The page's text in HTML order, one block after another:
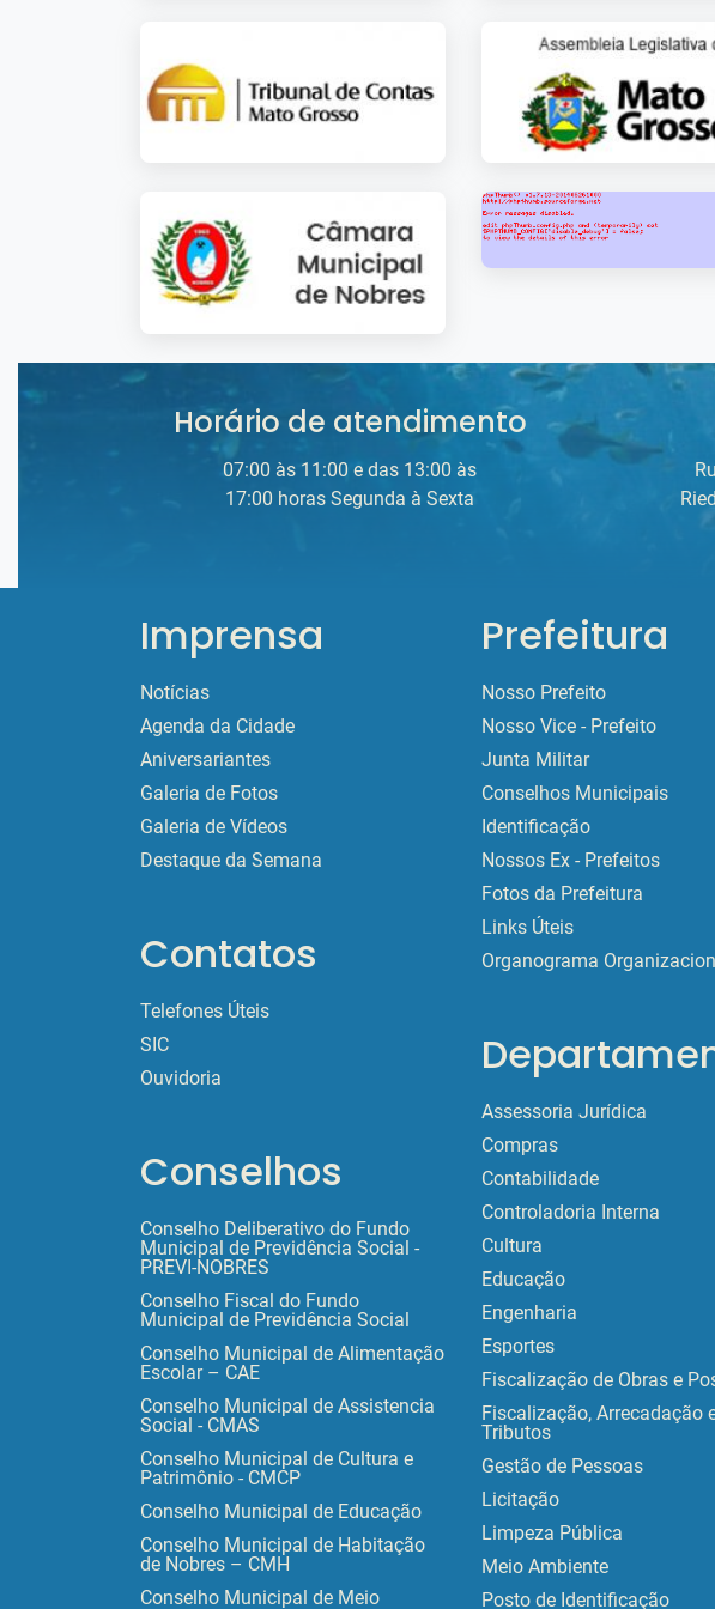
Horário de atendimento
07:00 às 11:00 e das 13:00 às
17:00 horas Segunda à Sexta
Imprensa
Notícias
Agenda da Cidade
Aniversariantes
Galeria de Fotos
Galeria de Vídeos
Destaque da Semana
Contatos
Telefones Úteis
SIC
Ouvidoria
Conselhos
Conselho Deliberativo do Fundo
Municipal de Previdência Social -
PREVI-NOBRES
Conselho Fiscal do Fundo
Municipal de Previdência Social
Conselho Municipal de Alimentação
Escolar – CAE
Conselho Municipal de Assistencia
Social - CMAS
Conselho Municipal de Cultura e
Patrimônio - CMCP
Conselho Municipal de Educação
Conselho Municipal de Habitação
de Nobres – CMH
Conselho Municipal de Meio
Prefeitura
Nosso Prefeito
Nosso Vice - Prefeito
Junta Militar
Conselhos Municipais
Identificação
Nossos Ex - Prefeitos
Fotos da Prefeitura
Links Úteis
Organograma
Assessoria Jurídica
Compras
Contabilidade
Controladoria Interna
Cultura
Educação
Engenharia
Esportes
Fiscalização de Obras e
Fiscalização, Arrecadação
Tributos
Gestão de Pessoas
Licitação
Limpeza Pública
Meio Ambiente
Posto de Identificação